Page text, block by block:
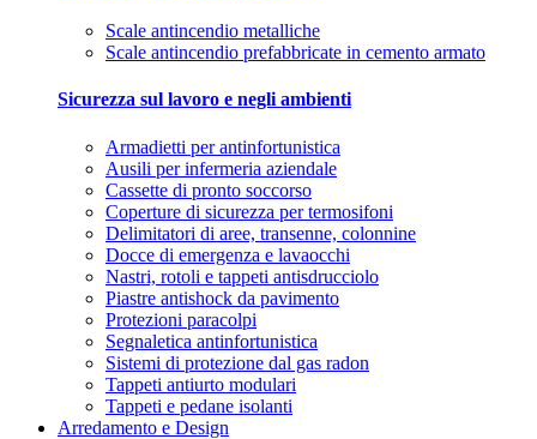
Scale antincendio metalliche
Scale antincendio prefabbricate in cemento armato
Sicurezza sul lavoro e negli ambienti
Armadietti per antinfortunistica
Ausili per infermeria aziendale
Cassette di pronto soccorso
Coperture di sicurezza per termosifoni
Delimitatori di aree, transenne, colonnine
Docce di emergenza e lavaocchi
Nastri, rotoli e tappeti antisdrucciolo
Piastre antishock da pavimento
Protezioni paracolpi
Segnaletica antinfortunistica
Sistemi di protezione dal gas radon
Tappeti antiurto modulari
Tappeti e pedane isolanti
Arredamento e Design